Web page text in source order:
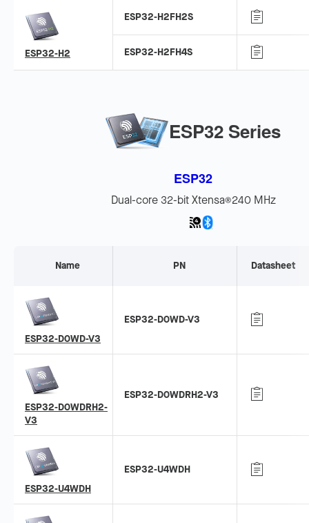
ESP32-H2
ESP32-H2FH2S
ESP32-H2FH4S
ESP32 Series
ESP32
Dual-core 32-bit Xtensa®240 MHz
Name PN Datasheet
ESP32-D0WD-V3
ESP32-D0WD-V3
ESP32-D0WDRH2-
V3
ESP32-D0WDRH2-V3
ESP32-U4WDH
ESP32-U4WDH